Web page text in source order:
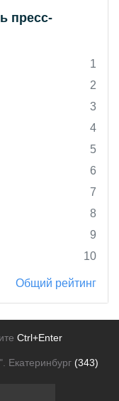
пресс-
1
2
3
4
5
6
7
8
9
10
Общий рейтинг
Ctrl+Enter
(343)